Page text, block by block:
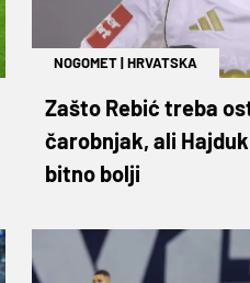
NOGOMET|HRVATSKA
Zašto Rebić treba
čarobnjak, ali
bitno bolji